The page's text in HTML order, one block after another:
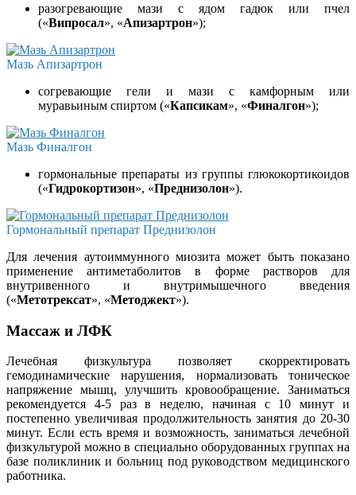
разогревающие мази с ядом гадюк или пчел
(«Випросал», «Апизартрон»);
Мазь Апизартрон
согревающие гели и мази с камфорным или
муравьиным спиртом («Капсикам», «Финалгон»);
Мазь Финалгон
гормональные препараты из группы глюкокортикоидов
(«Гидрокортизон», «Преднизолон»).
Гормональный препарат Преднизолон
Для лечения аутоиммунного миозита может быть показано
применение антиметаболитов в форме растворов для
внутривенного и внутримышечного введения
(«Метотрексат», «Методжект»).
Массаж и ЛФК
Лечебная физкультура позволяет скорректировать
гемодинамические нарушения, нормализовать тоническое
напряжение мышц, улучшить кровообращение. Заниматься
рекомендуется 4-5 раз в неделю, начиная с 10 минут и
постепенно увеличивая продолжительность занятия до 20-30
минут. Если есть время и возможность, заниматься лечебной
физкультурой можно в специально оборудованных группах на
базе поликлиник и больниц под руководством медицинского
работника.